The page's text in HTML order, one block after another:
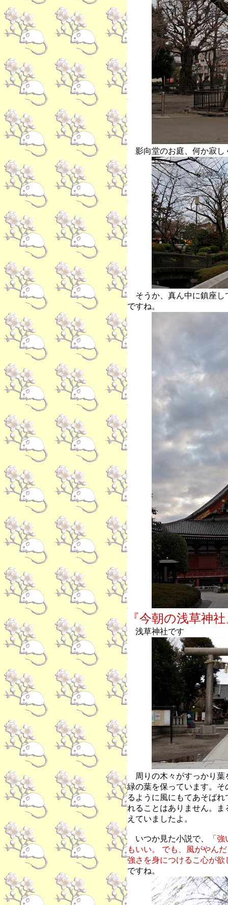
影向堂のお庭、何か寂し
そうか、真ん中に鎮座し
ですね。
『今朝の浅草神
浅草神社です
周りの木々がすっかり葉
緑の葉を保っています。
るように風にもてあそば
れることはありません。
ま
えていましたよ。
いつか見た小説で、
「
もいい。 でも、風がやん
強さを身につけるこ心が欲
ですね。